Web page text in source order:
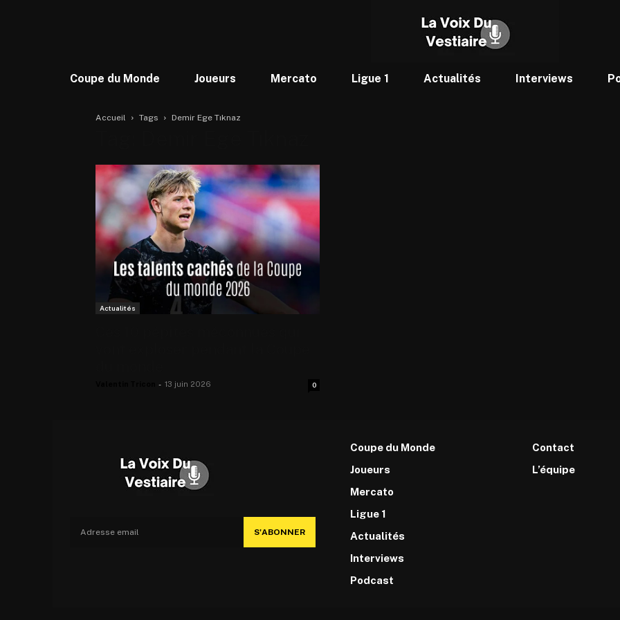
Coupe du Monde Joueurs Mercato Ligue 1 Actualités Interviews
Accueil Tags Demir Ege Tıknaz
Actualités
- 13 juin 2026 0
S'ABONNER
Coupe du Monde
Joueurs
Mercato
Ligue 1
Actualités
Interviews
Podcast
Contact
L’équipe